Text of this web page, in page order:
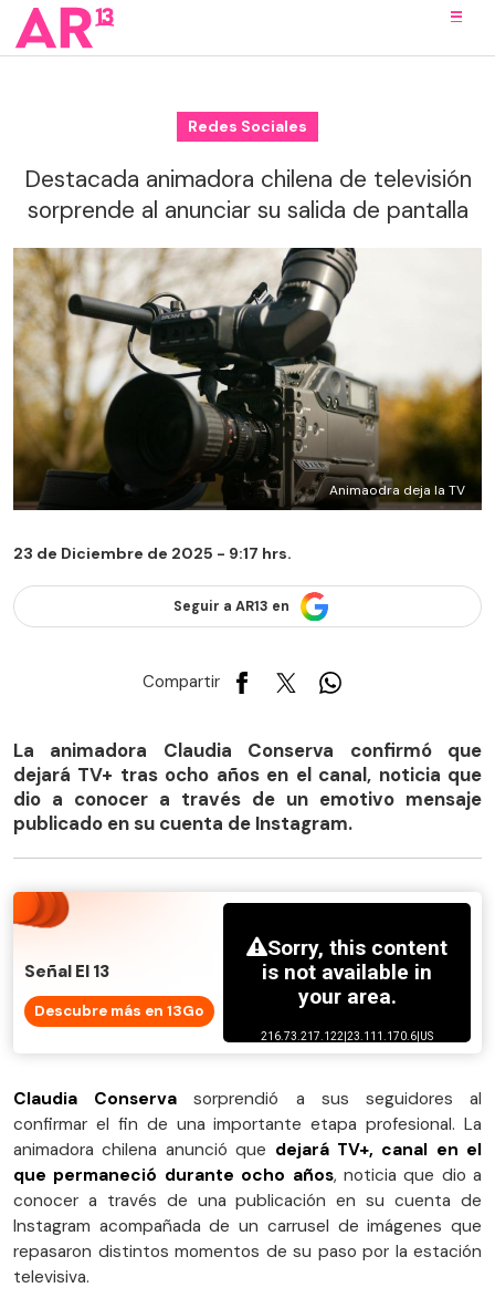
Redes Sociales
Destacada animadora chilena de televisión
sorprende al anunciar su salida de pantalla
Animaodra deja la TV
23 de Diciembre de 2025 - 9:17 hrs.
Seguir a AR13 en
Compartir
La animadora Claudia Conserva confirmó que
dejará TV+ tras ocho años en el canal, noticia que
dio a conocer a través de un emotivo mensaje
publicado en su cuenta de Instagram.
Señal El 13
Descubre más en 13Go
Claudia Conserva sorprendió a sus seguidores al
confirmar el fin de una importante etapa profesional. La
animadora chilena anunció que dejará TV+, canal en el
que permaneció durante ocho años, noticia que dio a
conocer a través de una publicación en su cuenta de
Instagram acompañada de un carrusel de imágenes que
repasaron distintos momentos de su paso por la estación
televisiva.